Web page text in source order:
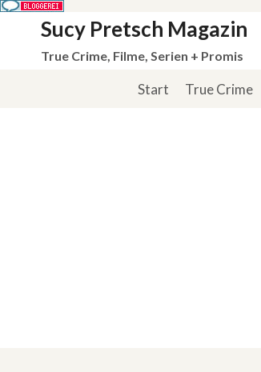
springen
Sucy Pretsch Magazin
True Crime, Filme, Serien + Promis
Start True Crime